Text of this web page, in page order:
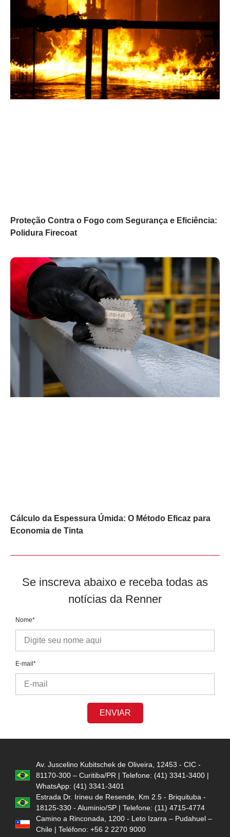
Proteção Contra o Fogo com Segurança e Eficiência:
Polidura Firecoat
Cálculo da Espessura Úmida: O Método Eficaz para
Economia de Tinta
Se inscreva abaixo e receba todas as
notícias da Renner
Nome*
E-mail*
ENVIAR
Av. Juscelino Kubitschek de Oliveira, 12453 - CIC -
81170-300 – Curitiba/PR | Telefone: (41) 3341-3400 |
WhatsApp: (41) 3341-3401
Estrada Dr. Irineu de Resende, Km 2.5 - Briquituba -
18125-330 - Aluminio/SP | Telefone: (11) 4715-4774
Camino a Rinconada, 1200 - Leto Izarra – Pudahuel –
Chile | Teléfono: +56 2 2270 9000